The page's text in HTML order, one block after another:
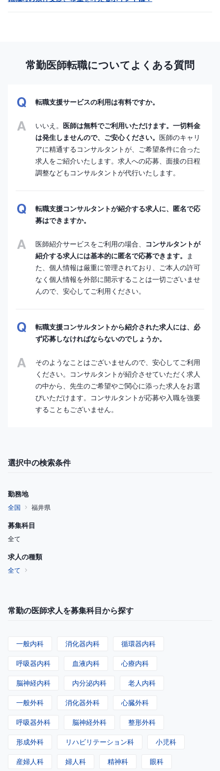
常勤医師転職についてよくある質問
転職支援サービスの利用は有料ですか。
いいえ。 医師は無料でご利用いただけます。一切料金
は発生しませんので、ご安心ください。 医師のキャリ
アに精通するコンサルタントが、ご希望条件に合った
求人をご紹介いたします。求人への応募、面接の日程
調整などもコンサルタントが代行いたします。
転職支援コンサルタントが紹介する求人に、匿名で応
募はできますか。
医師紹介サービスをご利用の場合、
コンサルタントが
紹介する求人には基本的に匿名で応募できます。 ま
た、個人情報は厳重に管理されており、ご本人の許可
なく個人情報を外部に開示することは一切ございませ
んので、安心してご利用ください。
転職支援コンサルタントから紹介された求人には、必
ず応募しなければならないのでしょうか。
そのようなことはございませんので、安心してご利用
ください。コンサルタントが紹介させていただく求人
の中から、先生のご希望やご関心に添った求人をお選
びいただけます。コンサルタントが応募や入職を強要
することもございません。
選択中の検索条件
勤務地
全国 福井県
募集科目
全て
求人の種類
全て
常勤の医師求人を募集科目から探す
一般内科 消化器内科 循環器内科
呼吸器内科 血液内科 心療内科
脳神経内科 内分泌内科 老人内科
一般外科 消化器外科 心臓外科
呼吸器外科 脳神経外科 整形外科
形成外科 リハビリテーション科 小児科
産婦人科 婦人科 精神科 眼科